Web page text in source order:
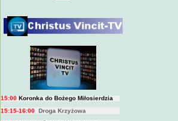
BIEŻĄCY PROGRAM TRANSMISJI
BEZPOŚREDNICH(na żywo)
Msza święta
Koronka do Bożego Miłosierdzia
15:15-16:00 Droga Krzyżowa
18:00 Nabożeństwo wieczorne z
kazaniem